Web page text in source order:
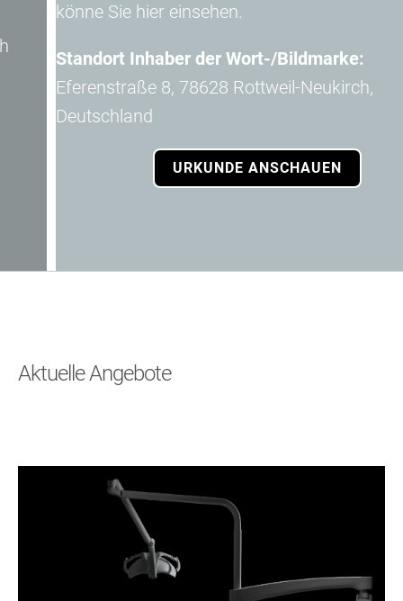
könne Sie hier einsehen.
Standort Inhaber der Wort-/Bildmarke:
Eferenstraße 8, 78628 Rottweil-Neukirch,
Deutschland
URKUNDE ANSCHAUEN
Aktuelle Angebote